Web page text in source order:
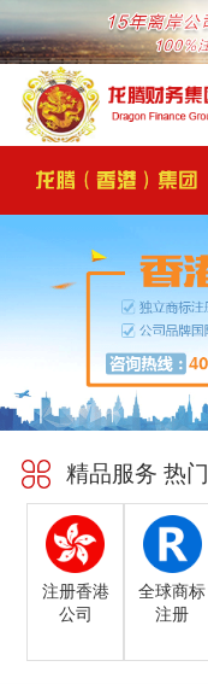
精品服务 热
注册香港
公司
全球商标
注册